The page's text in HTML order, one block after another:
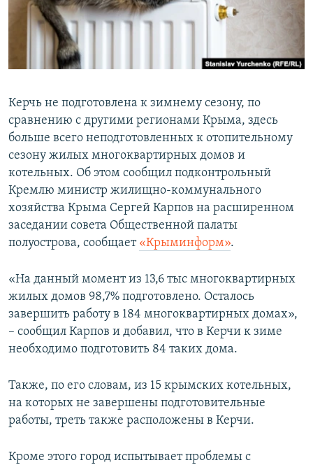
ПОБЕДИТЕЛЕЙ НЕ СУДЯТ?
КРЫМ.НЕПОКОРЕННЫЙ
ПРИСОЕДИНЯЙТЕСЬ!
Все сайты RFE/RL
Керчь не подготовлена к зимнему сезону, по
сравнению с другими регионами Крыма, здесь
больше всего неподготовленных к отопительному
сезону жилых многоквартирных домов и
котельных. Об этом сообщил подконтрольный
Кремлю министр жилищно-коммунального
хозяйства Крыма Сергей Карпов на расширенном
заседании совета Общественной палаты
полуострова, сообщает «Крыминформ».
«На данный момент из 13,6 тыс многоквартирных
жилых домов 98,7% подготовлено. Осталось
завершить работу в 184 многоквартирных домах»,
– сообщил Карпов и добавил, что в Керчи к зиме
необходимо подготовить 84 таких дома.
Также, по его словам, из 15 крымских котельных,
на которых не завершены подготовительные
работы, треть также расположены в Керчи.
Кроме этого город испытывает проблемы с